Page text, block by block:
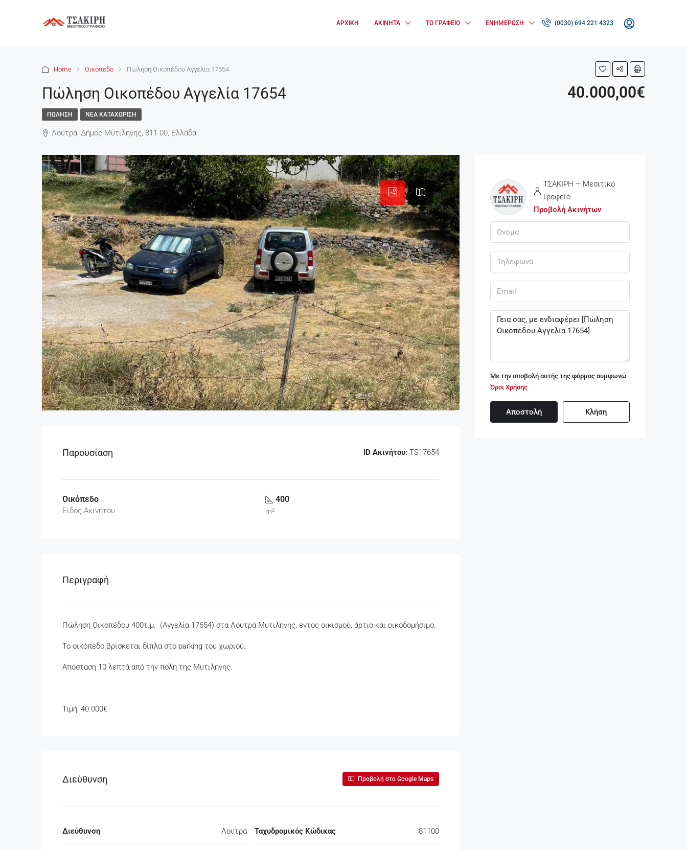
ΑΡΧΙΚΉ ΑΚΊΝΗΤΑ ΤΟ ΓΡΑΦΕΊΟ ΕΝΗΜΈΡΩΣΗ (0030) 694 221 4323
Home Οικόπεδο Πώληση Οικοπέδου Αγγελία 17654
Πώληση Οικοπέδου Αγγελία 17654 40.000,00€
ΠΏΛΗΣΗ ΝΈΑ ΚΑΤΑΧΏΡΙΣΗ
Λουτρά, Δήμος Μυτιλήνης, 811 00, Ελλάδα
Παρουσίαση ID Ακινήτου: TS17654
Οικόπεδο
Είδος Ακινήτου
400
m²
Περιγραφή
Πώληση Οικοπέδου 400τ.μ. (Αγγελία 17654) στα Λουτρά Μυτιλήνης, εντός οικισμού, άρτιο και οικοδομήσιμο.
Το οικόπεδο βρίσκεται δίπλα στο parking του χωριού.
Απόσταση 10 λεπτά από την πόλη της Μυτιλήνης.
Τιμή: 40.000€
Διεύθυνση Προβολή στο Google Maps
Διεύθυνση Λουτρά Ταχυδρομικός Κώδικας 81100
ΤΣΑΚΙΡΗ – Μεσιτικό
Γραφείο
Προβολή Ακινήτων
Με την υποβολή αυτής της φόρμας συμφωνώ
Όροι Χρήσης
Αποστολή Κλήση